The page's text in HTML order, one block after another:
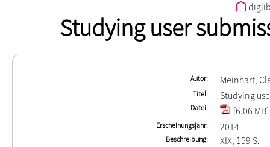
Studying user
Autor Meinhart,
Titel Studying
Datei [6.06 MB]
Erscheinungsjahr 2014
Beschreibung XIX, 159 S.